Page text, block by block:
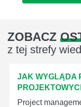
ZOBACZ
z tej strefy
JAK WYGLĄDA
Project